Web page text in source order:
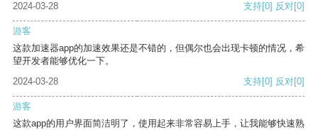
2024-03-28 支持[0] 反对[0]
游客
这款加速器app的加速效果还是不错的，但偶尔也会出现卡顿的情况，希
望开发者能够优化一下。
2024-03-28
支持[0] 反对[0]
游客
这款app的用户界面简洁明了，使用起来非常容易上手，让我能够快速熟